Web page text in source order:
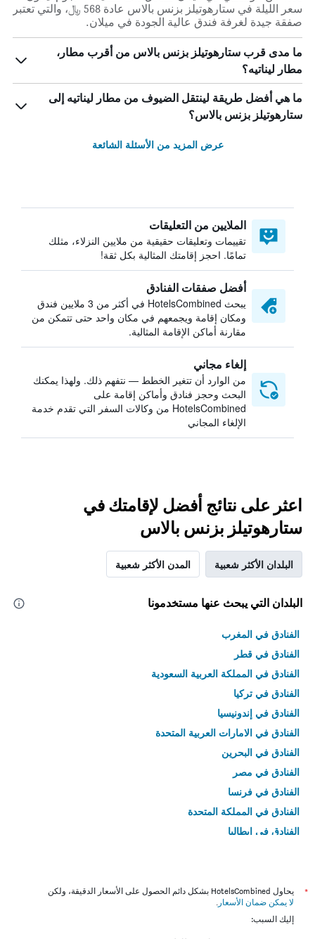
سعر الليلة في ستارهوتيلز بزنس بالاس عادة 568 ﷼، والتي تعتبر
صفقة جيدة لغرفة فندق عالية الجودة في ميلان.
ما مدى قرب ستارهوتيلز بزنس بالاس من أقرب مطار،
مطار ليناتيه؟
ما هي أفضل طريقة لينتقل الضيوف من مطار ليناتيه إلى
ستارهوتيلز بزنس بالاس؟
عرض المزيد من الأسئلة الشائعة
الملايين من التعليقات
تقييمات وتعليقات حقيقية من ملايين النزلاء، مثلك
تمامًا. احجز إقامتك المثالية بكل ثقة!
أفضل صفقات الفنادق
يبحث HotelsCombined في أكثر من 3 ملايين فندق
ومكان إقامة ويجمعهم في مكان واحد حتى تتمكن من
مقارنة أماكن الإقامة المثالية.
إلغاء مجاني
من الوارد أن تتغير الخطط — نتفهم ذلك. ولهذا يمكنك
البحث وحجز فنادق وأماكن إقامة على
HotelsCombined من وكالات السفر التي تقدم خدمة
الإلغاء المجاني
اعثر على نتائج أفضل لإقامتك في
ستارهوتيلز بزنس بالاس
البلدان الأكثر شعبية المدن الأكثر شعبية
البلدان التي يبحث عنها مستخدمونا
الفنادق في المغرب
الفنادق في قطر
الفنادق في المملكة العربية السعودية
الفنادق في تركيا
الفنادق في إندونيسيا
الفنادق في الامارات العربية المتحدة
الفنادق في البحرين
الفنادق في مصر
الفنادق في فرنسا
الفنادق في المملكة المتحدة
الفنادق في إيطاليا
*
يحاول HotelsCombined بشكل دائم الحصول على الأسعار الدقيقة، ولكن
لا يمكن ضمان الأسعار .
إليك السبب: